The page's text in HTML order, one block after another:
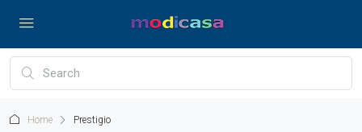
Home Prestigio